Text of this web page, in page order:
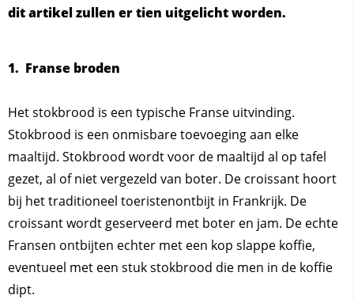
dit artikel zullen er tien uitgelicht worden.
1. Franse broden
Het stokbrood is een typische Franse uitvinding.
Stokbrood is een onmisbare toevoeging aan elke
maaltijd. Stokbrood wordt voor de maaltijd al op tafel
gezet, al of niet vergezeld van boter. De croissant hoort
bij het traditioneel toeristenontbijt in Frankrijk. De
croissant wordt geserveerd met boter en jam. De echte
Fransen ontbijten echter met een kop slappe koffie,
eventueel met een stuk stokbrood die men in de koffie
dipt.